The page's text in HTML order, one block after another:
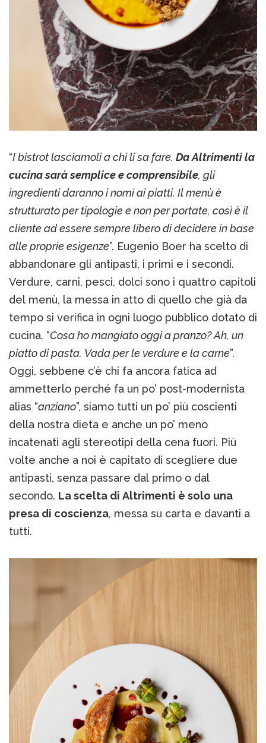
“I bistrot lasciamoli a chi li sa fare. Da Altrimenti la
cucina sarà semplice e comprensibile, gli
ingredienti daranno i nomi ai piatti. Il menù è
strutturato per tipologie e non per portate, così è il
cliente ad essere sempre libero di decidere in base
alle proprie esigenze”. Eugenio Boer ha scelto di
abbandonare gli antipasti, i primi e i secondi.
Verdure, carni, pesci, dolci sono i quattro capitoli
del menù, la messa in atto di quello che già da
tempo si verifica in ogni luogo pubblico dotato di
cucina. “Cosa ho mangiato oggi a pranzo? Ah, un
piatto di pasta. Vada per le verdure e la carne”.
Oggi, sebbene c’è chi fa ancora fatica ad
ammetterlo perché fa un po’ post-modernista
alias “anziano”, siamo tutti un po’ più coscienti
della nostra dieta e anche un po’ meno
incatenati agli stereotipi della cena fuori. Più
volte anche a noi è capitato di scegliere due
antipasti, senza passare dal primo o dal
secondo. La scelta di Altrimenti è solo una
presa di coscienza, messa su carta e davanti a
tutti.